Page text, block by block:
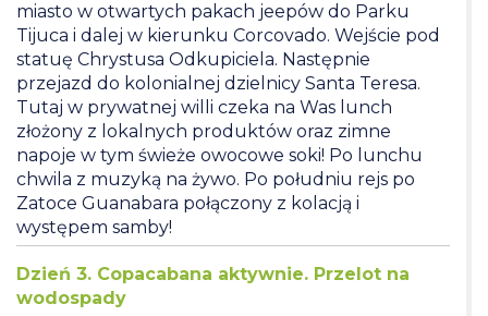
miasto w otwartych pakach jeepów do Parku
Tijuca i dalej w kierunku Corcovado. Wejście pod
statuę Chrystusa Odkupiciela. Następnie
przejazd do kolonialnej dzielnicy Santa Teresa.
Tutaj w prywatnej willi czeka na Was lunch
złożony z lokalnych produktów oraz zimne
napoje w tym świeże owocowe soki! Po lunchu
chwila z muzyką na żywo. Po południu rejs po
Zatoce Guanabara połączony z kolacją i
występem samby!
Dzień 3. Copacabana aktywnie. Przelot na
wodospady